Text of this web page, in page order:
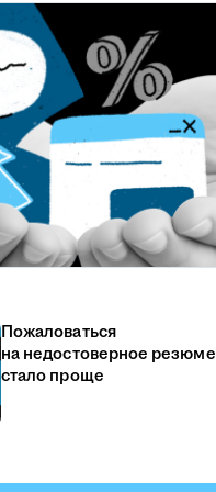
Пожаловаться
на недостоверное резюме
стало проще